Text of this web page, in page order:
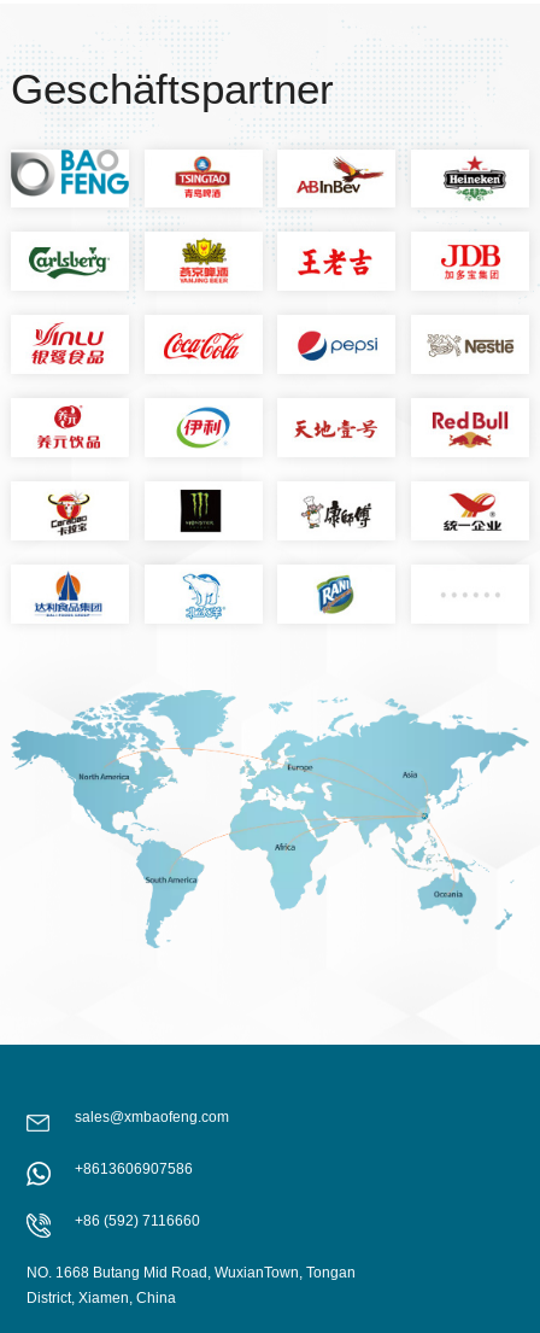
Geschäftspartner
sales@xmbaofeng.com
+8613606907586
+86 (592) 7116660
NO. 1668 Butang Mid Road, WuxianTown, Tongan
District, Xiamen, China